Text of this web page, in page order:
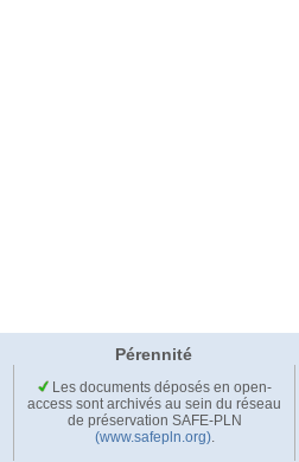
Pérennité
Les documents déposés en open-
access sont archivés au sein du réseau
de préservation SAFE-PLN
(www.safepln.org).